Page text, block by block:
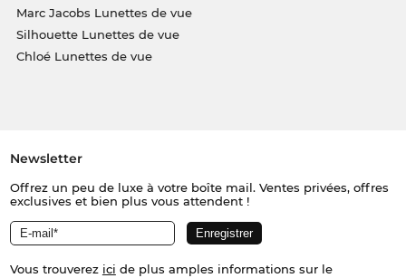
Marc Jacobs Lunettes de vue
Silhouette Lunettes de vue
Chloé Lunettes de vue
Newsletter
Offrez un peu de luxe à votre boîte mail. Ventes privées, offres
exclusives et bien plus vous attendent !
Vous trouverez ici de plus amples informations sur le